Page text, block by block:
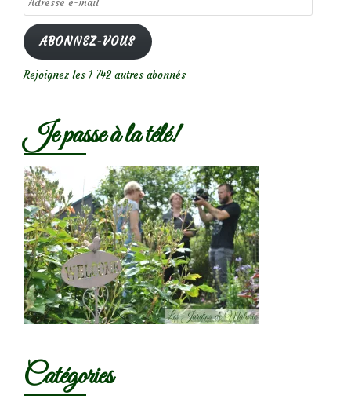
e-
mail
ABONNEZ-VOUS
Rejoignez les 1 742 autres abonnés
Je passe à la télé!
Catégories